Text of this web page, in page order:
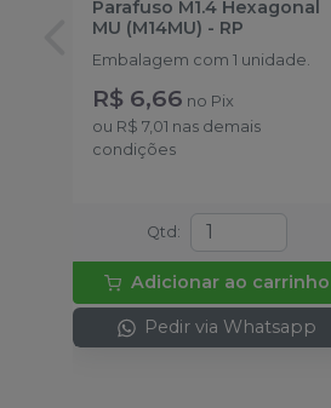
Parafuso M1.4 Hexagonal
MU (M14MU) - RP
Embalagem com 1 unidade.
R$ 6,66 no Pix
ou R$ 7,01 nas demais
condições
Qtd :
Adicionar ao carrinho
Pedir via Whatsapp